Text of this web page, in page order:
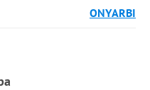
ONYARBI